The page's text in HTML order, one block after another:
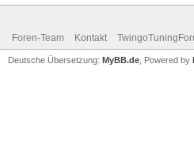
Foren-Team Kontakt
Deutsche Übersetzung: MyBB.de , Powered by